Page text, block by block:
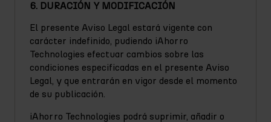
6. DURACIÓN Y MODIFICACIÓN
El presente Aviso Legal estará vigente con
carácter indefinido, pudiendo iAhorro
Technologies efectuar cambios sobre las
condiciones especificadas en el presente Aviso
Legal, y que entrarán en vigor desde el momento
de su publicación.
iAhorro Technologies podrá suprimir, añadir o